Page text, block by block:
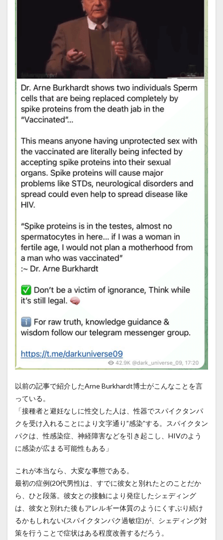
以前の記事で紹介したArne Burkhardt博士がこんなことを言
っている。
「接種者と避妊なしに性交した人は、性器でスパイクタンパ
クを受け入れることにより文字通り”感染”する。スパイクタン
パクは、性感染症、神経障害などを引き起こし、HIVのよう
に感染が広まる可能性もある」
これが本当なら、大変な事態である。
最初の症例(20代男性)は、すでに彼女と別れたとのことだか
ら、ひと段落。彼女との接触により発症したシェディング
は、彼女と別れた後もアレルギー体質のようにくすぶり続け
るかもしれない(スパイクタンパク過敏症)が、シェディング対
策を行うことで症状はある程度改善するだろう。